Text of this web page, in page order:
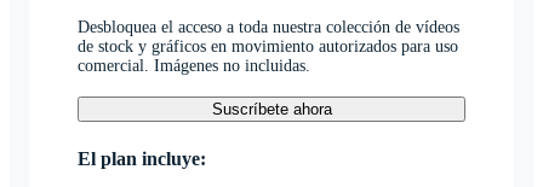
Desbloquea el acceso a toda nuestra colección de vídeos
de stock y gráficos en movimiento autorizados para uso
comercial. Imágenes no incluidas.
Suscríbete ahora
El plan incluye: